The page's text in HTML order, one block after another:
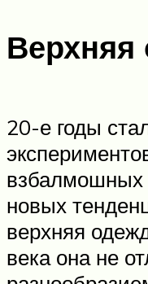
Верхняя
20-е годы
взбалмошных
новых
верхняя
века она не